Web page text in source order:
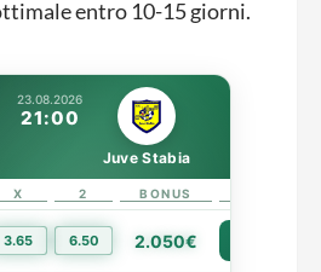
entro 10-15 giorni.
23.08.2026
21:00
Juve Stabia
X 2 BONUS
3.65 6.50 2.050€